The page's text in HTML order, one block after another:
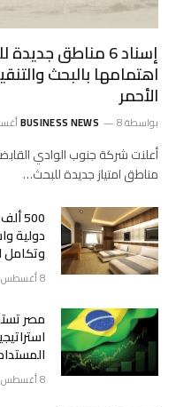
إسناد 6 مناطق
اهتمامها بالبحث
الأحمر
بواسطة BUSINESS NEWS 8 أغسطس، 2026
مناطق امتياز جديدة للبحث…
دولية
وتكامل
8 أغسطس، 2026
8 أغسطس، 2026